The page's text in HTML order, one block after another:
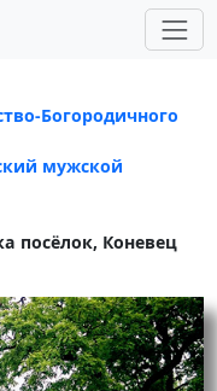
Богородичного
мужской
посёлок, Кoневец